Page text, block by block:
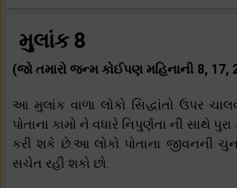
મુલાંક 8
(જો તમારો જન્મ કોઈપણ મહિનાની 8, 17,
આ મુલાંક વાળા લોકો સિદ્ધાંતો ઉપર
પોતાના કામો ને વધારે નિપુર્ણતા ની સાથે
કરી શકે છે.આ લોકો પોતાના જીવનની
સચેત રહી શકો છો.